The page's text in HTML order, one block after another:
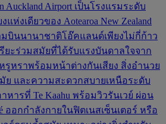
Auckland Airport เป็นโรงแรมระดับ
แห่งเดียวของ Aotearoa New Zealand
บินนานาชาติโอ๊คแลนด์เพียงไม่กี่ก้าว
ะร่วมสมัยที่ได้รับแรงบันดาลใจจาก
รูหราพร้อมหน้าต่างกันเสียง สิ่งอำนวย
ย และความสะดวกสบายเหนือระดับ
หารที่ Te Kaahu พร้อมวิวรันเวย์ ผ่อน
ออกกำลังกายในฟิตเนสเซ็นเตอร์ หรือ